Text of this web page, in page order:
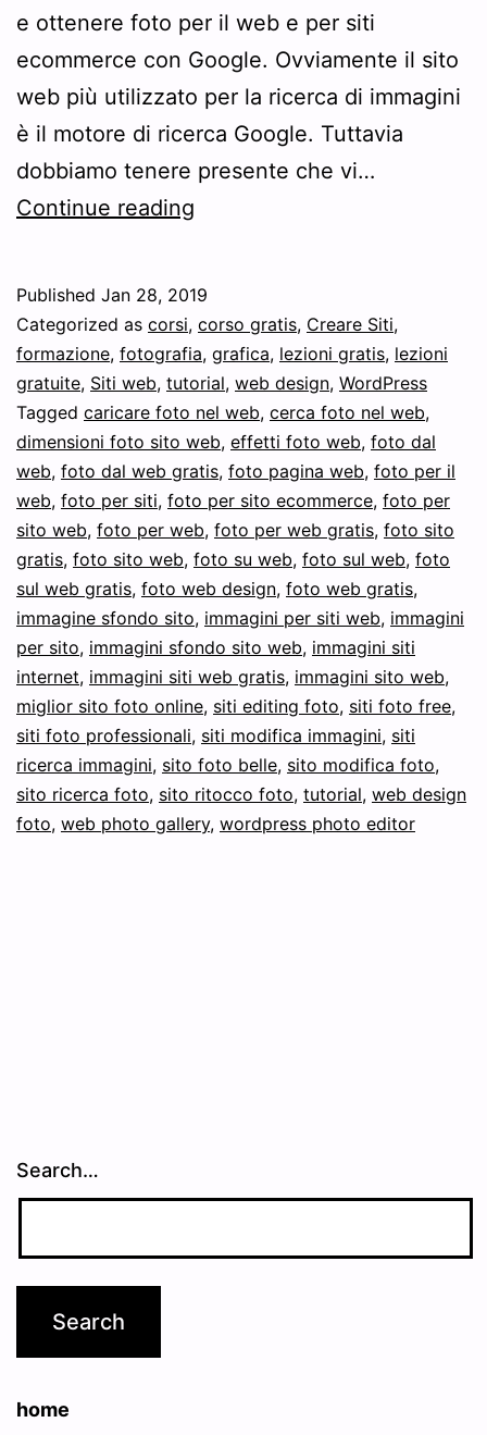
e ottenere foto per il web e per siti
ecommerce con Google. Ovviamente il sito
web più utilizzato per la ricerca di immagini
è il motore di ricerca Google. Tuttavia
dobbiamo tenere presente che vi…
Continue reading
siti
web
con
Google
Published Jan 28, 2019
Categorized as corsi, corso gratis, Creare Siti,
formazione, fotografia, grafica, lezioni gratis, lezioni
gratuite, Siti web, tutorial, web design, WordPress
Tagged caricare foto nel web, cerca foto nel web,
dimensioni foto sito web, effetti foto web, foto dal
web, foto dal web gratis, foto pagina web, foto per il
web, foto per siti, foto per sito ecommerce, foto per
sito web, foto per web, foto per web gratis, foto sito
gratis, foto sito web, foto su web, foto sul web, foto
sul web gratis, foto web design, foto web gratis,
immagine sfondo sito, immagini per siti web, immagini
per sito, immagini sfondo sito web, immagini siti
internet, immagini siti web gratis, immagini sito web,
miglior sito foto online, siti editing foto, siti foto free,
siti foto professionali, siti modifica immagini, siti
ricerca immagini, sito foto belle, sito modifica foto,
sito ricerca foto, sito ritocco foto, tutorial, web design
foto, web photo gallery, wordpress photo editor
Search…
home